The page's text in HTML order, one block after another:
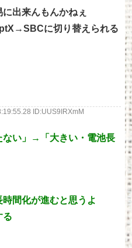
出来んもんかねぇ
に切り替えられる
ID:UUS9IRXmM
ない」→「大きい・電池長
間化が進むと思うよ
る